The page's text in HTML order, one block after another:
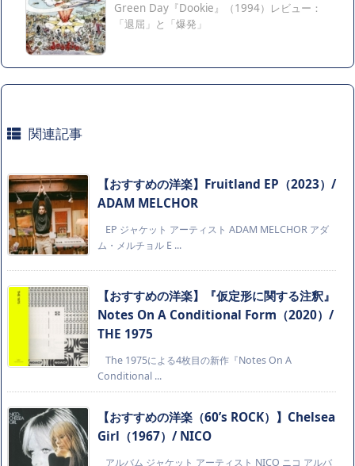
Green Day『Dookie』（1994）レビュー：
「退屈」と「爆発」
関連記事
【おすすめの洋楽】Fruitland EP（2023）/
ADAM MELCHOR
EP ジャケット アーティスト ADAM MELCHOR アダ
ム・メルチョル E ...
【おすすめの洋楽】『仮定形に関する注釈』
Notes On A Conditional Form（2020）/
THE 1975
The 1975による4枚目の新作『Notes On A
Conditional ...
【おすすめの洋楽（60’s ROCK）】Chelsea
Girl（1967）/ NICO
アルバム ジャケット アーティスト NICO ニコ アルバ